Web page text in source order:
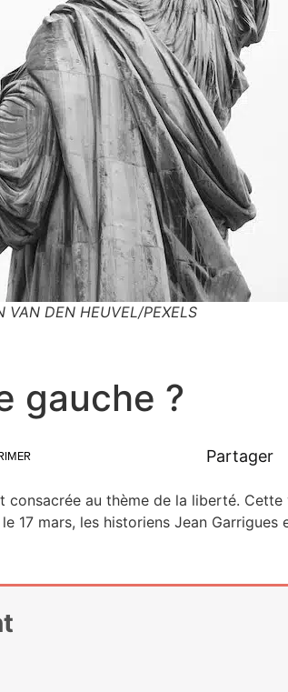
DEN HEUVEL/PEXELS
gauche ?
Partager
au thème de la liber­té.
17 mars, les his­to­riens Jean Gar­rigues